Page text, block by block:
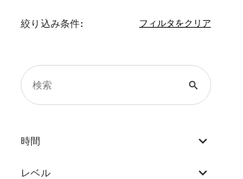
絞り込み条件:
search
時間 expand_more
レベル expand_more